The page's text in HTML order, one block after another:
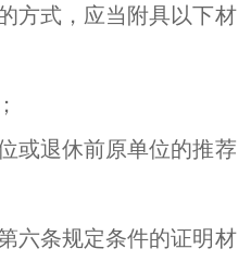
方式，应当附具以下材
或退休前原单位的推荐
六条规定条件的证明材